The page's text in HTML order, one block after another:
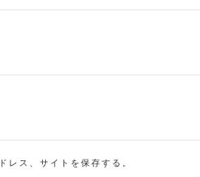
レス、サイトを保存する。